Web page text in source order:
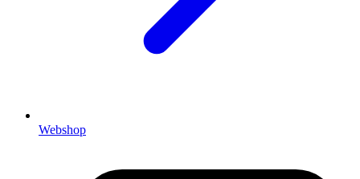
Webshop